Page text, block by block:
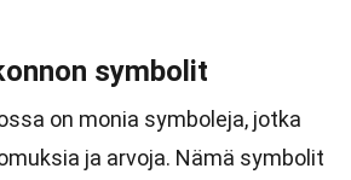
symbolit
on monia symboleja, jotka
ja arvoja. Nämä symbolit